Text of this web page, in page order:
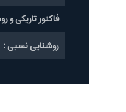
فاکتور تاریکی و
روشنایی نسبی :